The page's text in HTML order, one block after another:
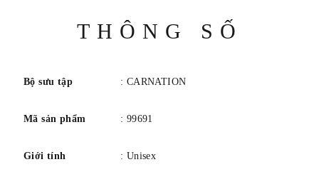
THÔNG SỐ
Bộ sưu tập : CARNATION
Mã sản phẩm : 99691
Giới tính : Unisex